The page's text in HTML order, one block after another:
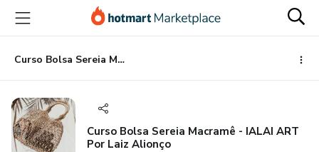
para
conteúdo
principal
para
pagamento
para
rodapé
Curso Bolsa Sereia Macramê - IALAI ART Por Laiz Alionço
Curso Bolsa Sereia Macramê - IALAI ART
Por Laiz Alionço